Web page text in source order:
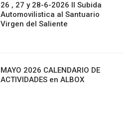
26 , 27 y 28-6-2026 II Subida
Automovilistica al Santuario
Virgen del Saliente
MAYO 2026 CALENDARIO DE
ACTIVIDADES en ALBOX